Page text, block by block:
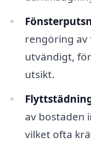
rengöring av
utvändigt,
utsikt.
av bostaden
vilket ofta